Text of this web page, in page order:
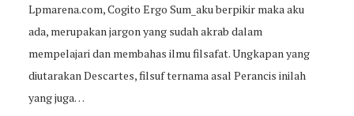
Lpmarena.com, Cogito Ergo Sum_aku berpikir maka aku
ada, merupakan jargon yang sudah akrab dalam
mempelajari dan membahas ilmu filsafat. Ungkapan yang
diutarakan Descartes, filsuf ternama asal Perancis inilah
yang juga…